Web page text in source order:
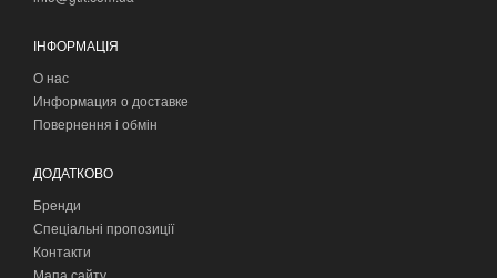
ІНФОРМАЦІЯ
О нас
Информация о доставке
Повернення і обмін
ДОДАТКОВО
Бренди
Спеціальні пропозиції
Контакти